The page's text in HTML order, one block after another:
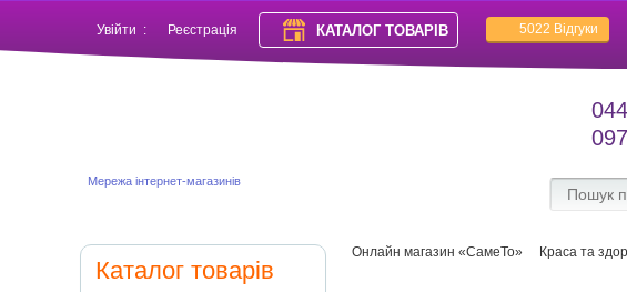
Увійти : Реєстрація КАТАЛОГ ТОВАРІВ 5022 Відгуки
Мережа інтернет-магазинів
Каталог товарів
Онлайн магазин «СамеТо» Краса та